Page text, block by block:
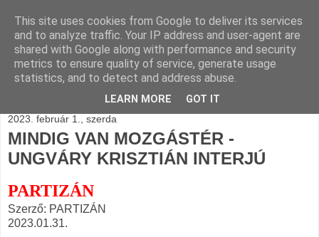
BLOGÁSZAT, napi
blogjava
2023. február 1., szerda
MINDIG VAN MOZGÁSTÉR -
UNGVÁRY KRISZTIÁN INTERJÚ
PARTIZÁN
Szerző: PARTIZÁN
2023.01.31.
This site uses cookies from Google to deliver its services
and to analyze traffic. Your IP address and user-agent are
shared with Google along with performance and security
metrics to ensure quality of service, generate usage
statistics, and to detect and address abuse.
LEARN MORE GOT IT